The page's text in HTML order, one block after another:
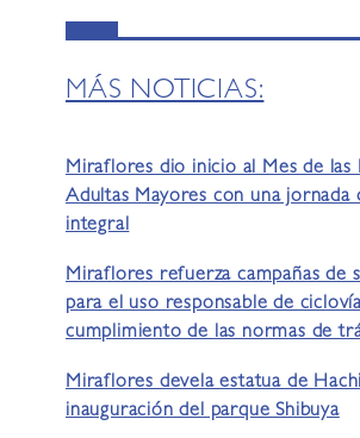
MÁS NOTICIAS:
Miraflores dio inicio al Mes de las
Adultas Mayores con una jornada
integral
Miraflores refuerza campañas de
para el uso responsable de
cumplimiento de las normas de
Miraflores devela estatua de
inauguración del parque Shibuya